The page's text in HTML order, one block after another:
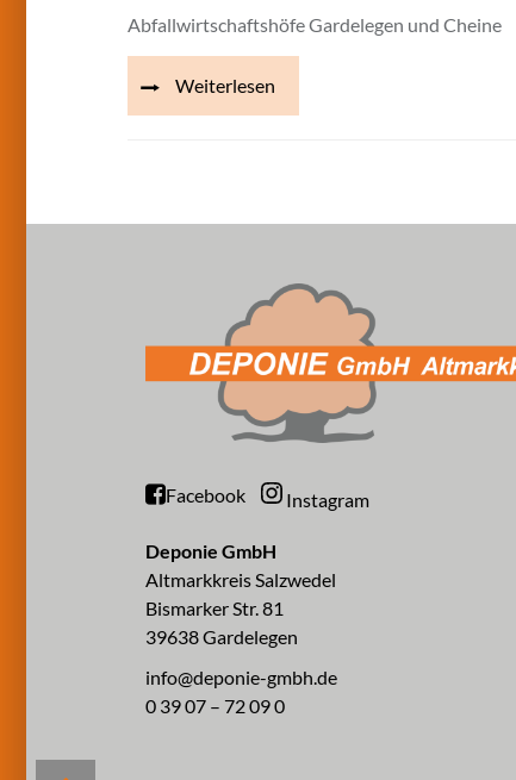
Abfallwirtschaftshöfe Gardelegen und Cheine
Weiterlesen
Facebook Instagram
Deponie GmbH
Altmarkkreis Salzwedel
Bismarker Str. 81
39638 Gardelegen
info@deponie-gmbh.de
0 39 07 – 72 09 0